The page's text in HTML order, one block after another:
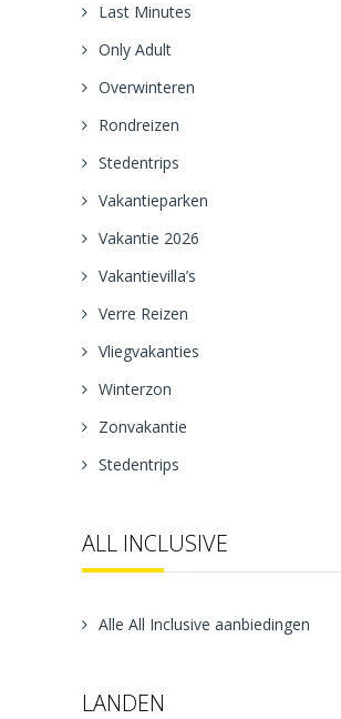
Last Minutes
Only Adult
Overwinteren
Rondreizen
Stedentrips
Vakantieparken
Vakantie 2026
Vakantievilla’s
Verre Reizen
Vliegvakanties
Winterzon
Zonvakantie
Stedentrips
ALL INCLUSIVE
Alle All Inclusive aanbiedingen
LANDEN